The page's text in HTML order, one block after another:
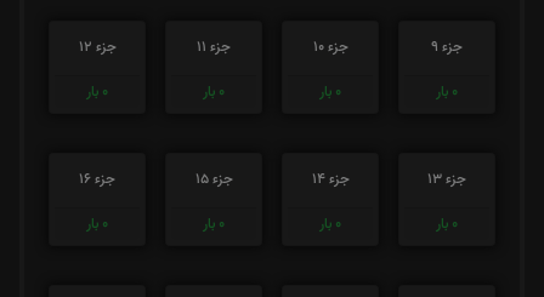
جزء 9
0 بار
جزء 10
0 بار
جزء 11
0 بار
جزء 12
0 بار
جزء 13
0 بار
جزء 14
0 بار
جزء 15
0 بار
جزء 16
0 بار